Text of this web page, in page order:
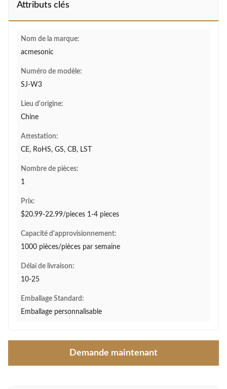
Attributs clés
Nom de la marque:
acmesonic
Numéro de modèle:
SJ-W3
Lieu d'origine:
Chine
Attestation:
CE, RoHS, GS, CB, LST
Nombre de pièces:
1
Prix:
$20.99-22.99/pieces 1-4 pieces
Capacité d'approvisionnement:
1000 pièces/pièces par semaine
Délai de livraison:
10-25
Emballage Standard:
Emballage personnalisable
Demande maintenant